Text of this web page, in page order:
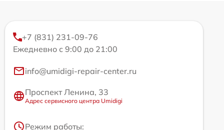
+7 (831) 231-09-76
Ежедневно с 9:00 до 21:00
info@umidigi-repair-center.ru
Проспект Ленина, 33
Адрес сервисного центра Umidigi
Режим работы: